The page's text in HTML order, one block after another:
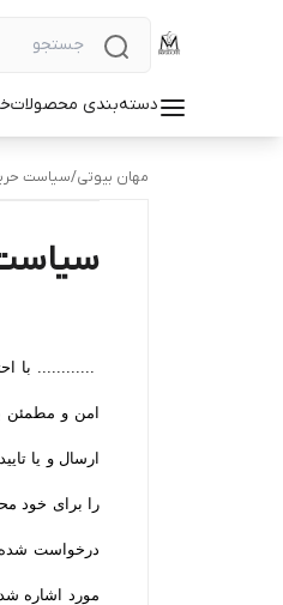
دسته‌بندی محصولات
مهان بیوتی/سیاست
............ با
امن و مطمئن
ارسال و یا
را برای خود
درخواست شده
مورد اشاره